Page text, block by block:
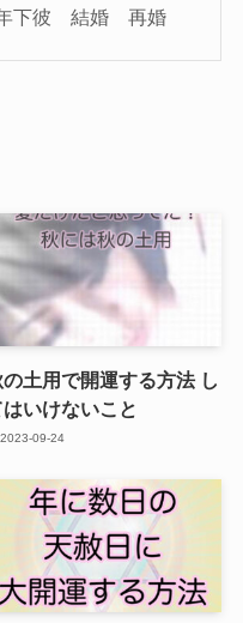
下彼 結婚 再婚
土用で開運する方法 し
いけないこと
2023-09-24